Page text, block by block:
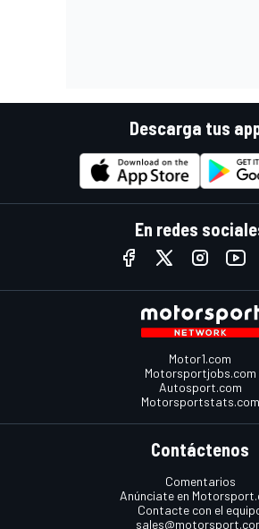
Descarga tus
En redes
Motor1.com
Motorsportjobs.com
Autosport.com
Motorsportstats.com
Contáctenos
Comentarios
Anúnciate en
Contacte con el